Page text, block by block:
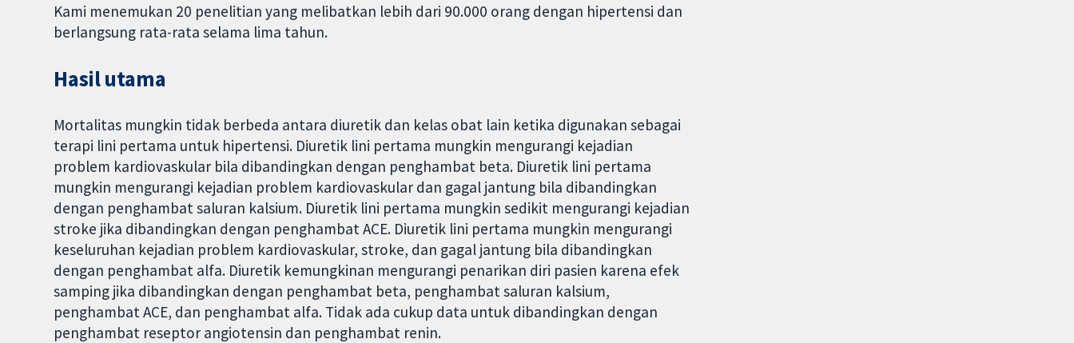
Kami menemukan 20 penelitian yang melibatkan lebih dari 90.000 orang dengan hipertensi dan
berlangsung rata-rata selama lima tahun.
Hasil utama
Mortalitas mungkin tidak berbeda antara diuretik dan kelas obat lain ketika digunakan sebagai
terapi lini pertama untuk hipertensi. Diuretik lini pertama mungkin mengurangi kejadian
problem kardiovaskular bila dibandingkan dengan penghambat beta. Diuretik lini pertama
mungkin mengurangi kejadian problem kardiovaskular dan gagal jantung bila dibandingkan
dengan penghambat saluran kalsium. Diuretik lini pertama mungkin sedikit mengurangi kejadian
stroke jika dibandingkan dengan penghambat ACE. Diuretik lini pertama mungkin mengurangi
keseluruhan kejadian problem kardiovaskular, stroke, dan gagal jantung bila dibandingkan
dengan penghambat alfa. Diuretik kemungkinan mengurangi penarikan diri pasien karena efek
samping jika dibandingkan dengan penghambat beta, penghambat saluran kalsium,
penghambat ACE, dan penghambat alfa. Tidak ada cukup data untuk dibandingkan dengan
penghambat reseptor angiotensin dan penghambat renin.